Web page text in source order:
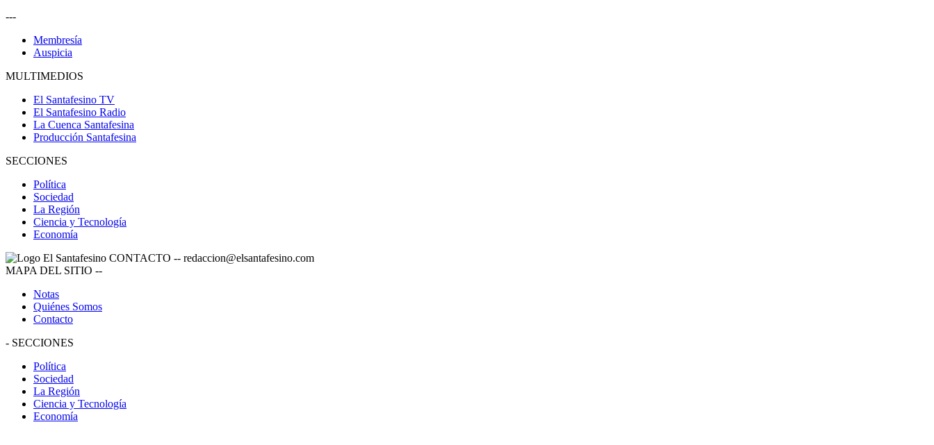
---
Membresía
Auspicia
MULTIMEDIOS
El Santafesino TV
El Santafesino Radio
La Cuenca Santafesina
Producción Santafesina
SECCIONES
Política
Sociedad
La Región
Ciencia y Tecnología
Economía
CONTACTO -- redaccion@elsantafesino.com
MAPA DEL SITIO --
Notas
Quiénes Somos
Contacto
- SECCIONES
Política
Sociedad
La Región
Ciencia y Tecnología
Economía